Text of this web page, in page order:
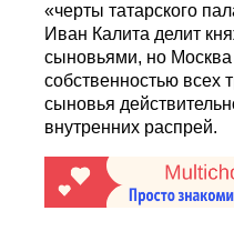
«черты татарского
Иван Калита делит
сыновьями, но Москва
собственностью всех
сыновья
внутренних распрей.